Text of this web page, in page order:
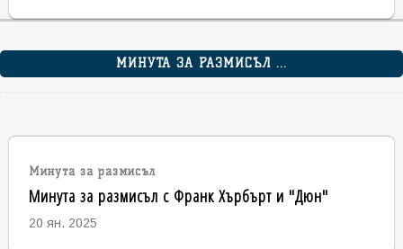
МИНУТА ЗА РАЗМИСЪЛ ...
Минута за размисъл
Минута за размисъл с Франк Хърбърт и "Дюн"
20 ян. 2025